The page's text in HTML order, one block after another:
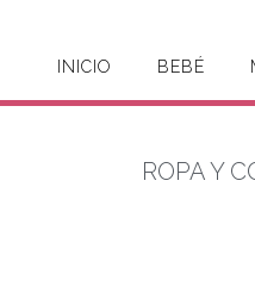
INICIO BEBÉ
ROPA Y